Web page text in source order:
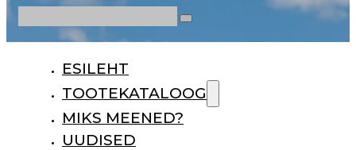
ESILEHT
TOOTEKATALOOG
MIKS MEENED?
UUDISED